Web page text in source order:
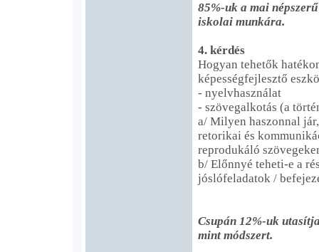
85%-uk a mai
iskolai munkára.
4. kérdés
Hogyan tehetők
képességfejlesztő
- nyelvhasználat
- szövegalkotás (a
a/ Milyen haszonnal
retorikai és
reprodukáló
b/ Előnnyé teheti-e a
jóslófeladatok /
Csupán 12%-uk
mint módszert.